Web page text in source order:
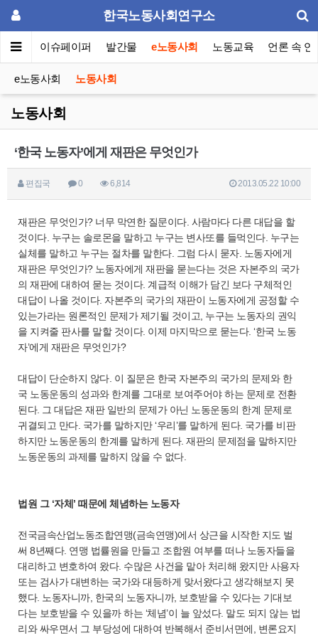
한국노동사회연구소
포럼 이슈페이퍼 발간물 e노동사회 노동교육 언론 속 연
e노동사회 노동사회
노동사회
‘한국 노동자’에게 재판은 무엇인가
편집국 0 6,814 2013.05.22 10:00
재판은 무엇인가? 너무 막연한 질문이다. 사람마다 다른 대답을 할
것이다. 누구는 솔로몬을 말하고 누구는 변사또를 들먹인다. 누구는
실체를 말하고 누구는 절차를 말한다. 그럼 다시 묻자. 노동자에게
재판은 무엇인가? 노동자에게 재판을 묻는다는 것은 자본주의 국가
의 재판에 대하여 묻는 것이다. 계급적 이해가 담긴 보다 구체적인
대답이 나올 것이다. 자본주의 국가의 재판이 노동자에게 공정할 수
있는가라는 원론적인 문제가 제기될 것이고, 누구는 노동자의 권익
을 지켜줄 판사를 말할 것이다. 이제 마지막으로 묻는다. ‘한국 노동
자’에게 재판은 무엇인가?
대답이 단순하지 않다. 이 질문은 한국 자본주의 국가의 문제와 한
국 노동운동의 성과와 한계를 그대로 보여주어야 하는 문제로 전환
된다. 그 대답은 재판 일반의 문제가 아닌 노동운동의 한계 문제로
귀결되고 만다. 국가를 말하지만 ‘우리’를 말하게 된다. 국가를 비판
하지만 노동운동의 한계를 말하게 된다. 재판의 문제점을 말하지만
노동운동의 과제를 말하지 않을 수 없다.
법원 그 ‘자체’ 때문에 체념하는 노동자
전국금속산업노동조합연맹(금속연맹)에서 상근을 시작한 지도 벌
써 8년째다. 연맹 법률원을 만들고 조합원 여부를 떠나 노동자들을
대리하고 변호하여 왔다. 수많은 사건을 맡아 처리해 왔지만 사용자
또는 검사가 대변하는 국가와 대등하게 맞서왔다고 생각해보지 못
했다. 노동자니까, 한국의 노동자니까, 보호받을 수 있다는 기대보
다는 보호받을 수 있을까 하는 ‘체념’이 늘 앞섰다. 말도 되지 않는 법
리와 싸우면서 그 부당성에 대하여 반복해서 준비서면에, 변론요지